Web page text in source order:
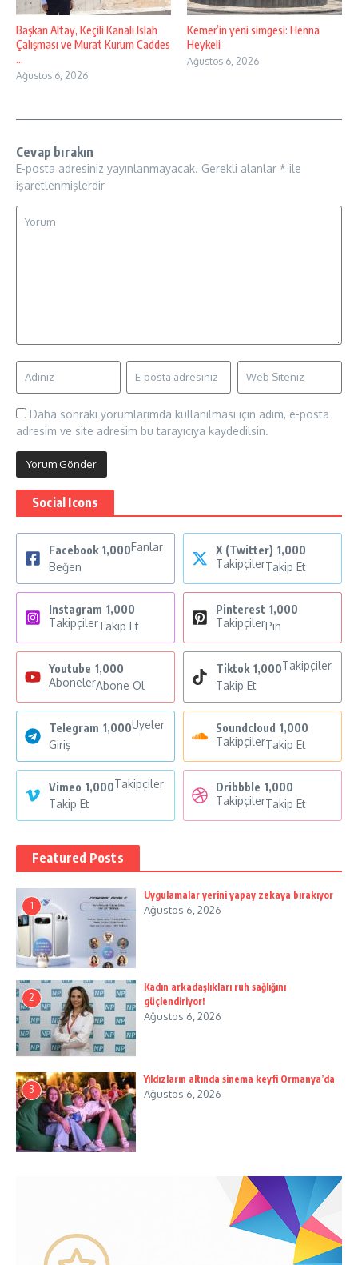
Başkan Altay, Keçili Kanalı Islah
Çalışması ve Murat Kurum Caddes
...
Ağustos 6, 2026
Kemer’in yeni simgesi: Henna
Heykeli
Ağustos 6, 2026
Cevap bırakın
E-posta adresiniz yayınlanmayacak. Gerekli alanlar * ile
işaretlenmişlerdir
Daha sonraki yorumlarımda kullanılması için adım, e-posta
adresim ve site adresim bu tarayıcıya kaydedilsin.
Social Icons
Facebook 1,000Fanlar
Beğen
X (Twitter) 1,000
TakipçilerTakip Et
Instagram 1,000
TakipçilerTakip Et
Pinterest 1,000
TakipçilerPin
Youtube 1,000
AbonelerAbone Ol
Tiktok 1,000Takipçiler
Takip Et
Telegram 1,000Üyeler
Giriş
Soundcloud 1,000
TakipçilerTakip Et
Vimeo 1,000Takipçiler
Takip Et
Dribbble 1,000
TakipçilerTakip Et
Featured Posts
1
Uygulamalar yerini yapay zekaya bırakıyor
Ağustos 6, 2026
2
Kadın arkadaşlıkları ruh sağlığını
güçlendiriyor!
Ağustos 6, 2026
3
Yıldızların altında sinema keyfi Ormanya’da
Ağustos 6, 2026